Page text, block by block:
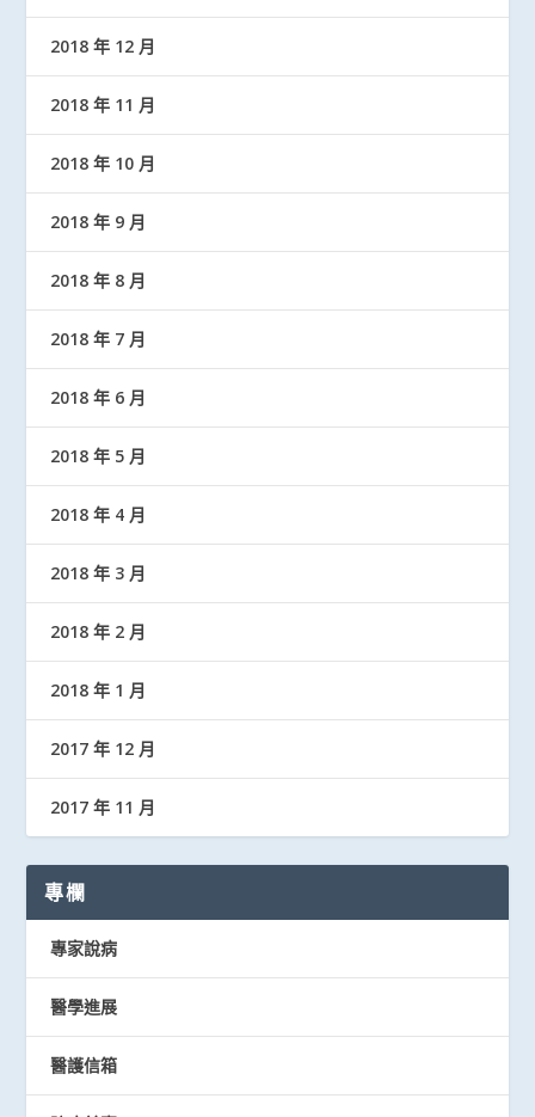
2018 年 12 月
2018 年 11 月
2018 年 10 月
2018 年 9 月
2018 年 8 月
2018 年 7 月
2018 年 6 月
2018 年 5 月
2018 年 4 月
2018 年 3 月
2018 年 2 月
2018 年 1 月
2017 年 12 月
2017 年 11 月
專欄
專家說病
醫學進展
醫護信箱